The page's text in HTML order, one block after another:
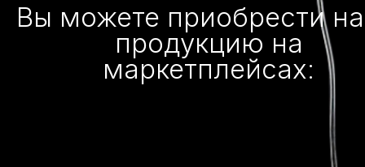
Вы можете приобрести
продукцию на
маркетплейсах: